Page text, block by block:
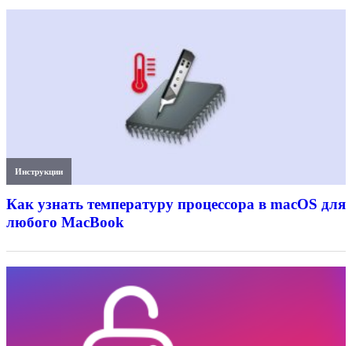
Инструкции
Как узнать температуру процессора в macOS для
любого MacBook